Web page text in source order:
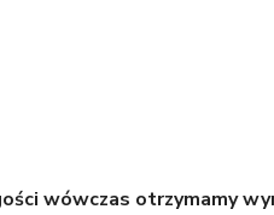
wówczas otrzymamy